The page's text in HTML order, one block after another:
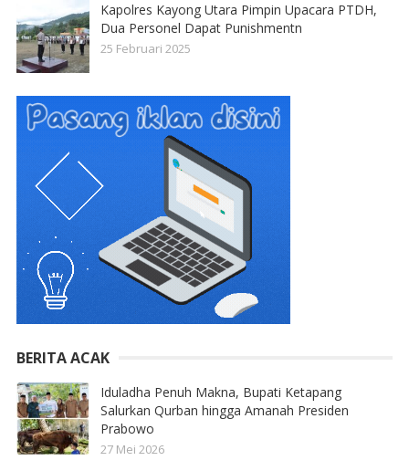
Kapolres Kayong Utara Pimpin Upacara PTDH,
Dua Personel Dapat Punishmentn
25 Februari 2025
BERITA ACAK
Iduladha Penuh Makna, Bupati Ketapang
Salurkan Qurban hingga Amanah Presiden
Prabowo
27 Mei 2026